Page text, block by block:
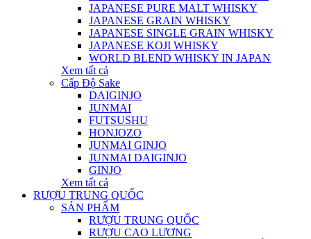
JAPANESE PURE MALT WHISKY
JAPANESE GRAIN WHISKY
JAPANESE SINGLE GRAIN WHISKY
JAPANESE KOJI WHISKY
WORLD BLEND WHISKY IN JAPAN
Xem tất cả
Cấp Độ Sake
DAIGINJO
JUNMAI
FUTSUSHU
HONJOZO
JUNMAI GINJO
JUNMAI DAIGINJO
GINJO
Xem tất cả
RƯỢU TRUNG QUỐC
SẢN PHẨM
RƯỢU TRUNG QUỐC
RƯỢU CAO LƯƠNG